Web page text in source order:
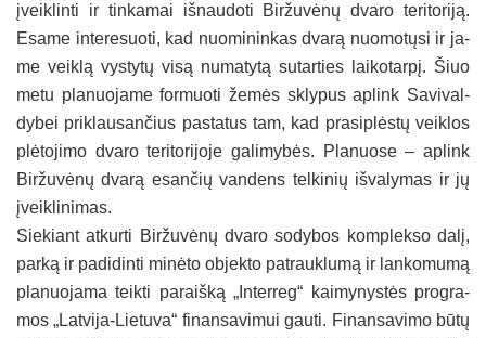
įveik­lin­ti ir tin­ka­mai iš­nau­do­ti Bir­žu­vė­nų dva­ro te­ri­to­ri­ją.
Esa­me in­te­re­suo­ti, kad nuo­mi­nin­kas dva­rą nuo­mo­tų­si ir ja­
me veik­lą vys­ty­tų vi­są nu­ma­ty­tą su­tar­ties lai­ko­tar­pį. Šiuo
me­tu pla­nuo­ja­me for­muo­ti že­mės skly­pus ap­link Sa­vi­val­
dy­bei pri­klau­san­čius pa­sta­tus tam, kad pra­si­plės­tų veik­los
plė­to­ji­mo dva­ro te­ri­to­ri­jo­je ga­li­my­bės. Pla­nuo­se – ap­link
Bir­žu­vė­nų dva­rą esan­čių van­dens tel­ki­nių iš­va­ly­mas ir jų
įveik­li­ni­mas.
Sie­kiant at­kur­ti Bir­žu­vė­nų dva­ro so­dy­bos komp­lek­so da­lį,
par­ką ir pa­di­din­ti mi­nė­to ob­jek­to pa­trauk­lu­mą ir lan­ko­mu­mą
pla­nuo­ja­ma teik­ti pa­raiš­ką „In­ter­reg“ kai­my­nys­tės pro­gra­
mos „Lat­vi­ja-Lie­tu­va“ fi­nan­sa­vi­mui gau­ti. Fi­nan­sa­vi­mo bū­tų